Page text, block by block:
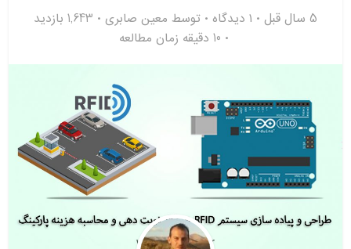
5 سال قبل ۱ دیدگاه توسط معین صابری
1,643 بازدید
10 دقیقه زمان مطالعه